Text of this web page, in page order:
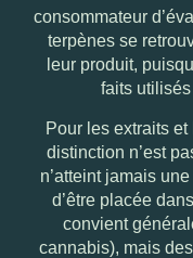
consommateur
terpènes se
leur produit,
faits
Pour les extraits
distinction n’est
n’atteint jamais
d’être placée
convient
cannabis), mais